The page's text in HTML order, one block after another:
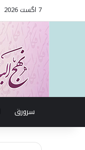
7 اگست 2026
سرورق